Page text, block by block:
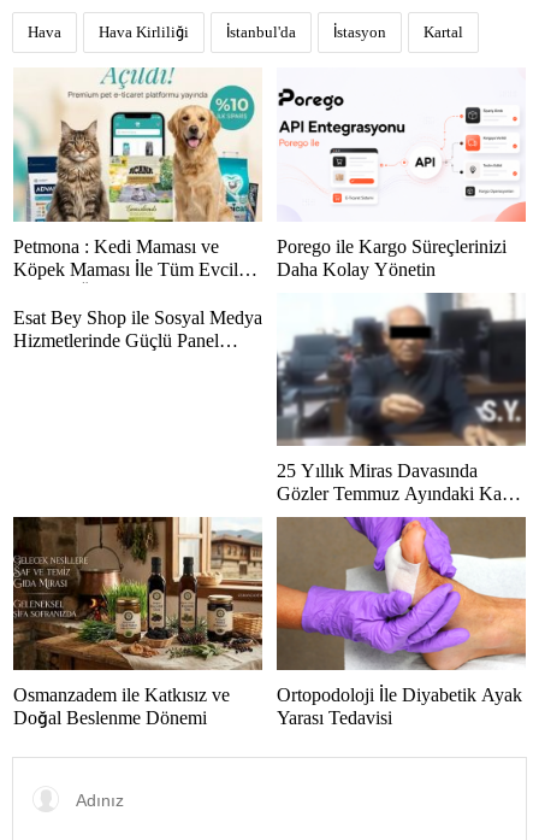
Hava Hava Kirliliği İstanbul'da İstasyon Kartal
Petmona : Kedi Maması ve
Köpek Maması İle Tüm Evcil
Porego ile Kargo Süreçlerinizi
Daha Kolay Yönetin
Esat Bey Shop ile Sosyal Medya
Hizmetlerinde Güçlü Panel
25 Yıllık Miras Davasında
Gözler Temmuz Ayındaki Karar
Duruşmasına Çevrildi
Osmanzadem ile Katkısız ve
Doğal Beslenme Dönemi
Ortopodoloji İle Diyabetik Ayak
Yarası Tedavisi